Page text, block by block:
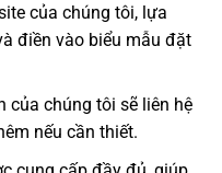
của chúng tôi, lựa
điền vào biểu mẫu đặt
của chúng tôi sẽ liên hệ
nếu cần thiết.